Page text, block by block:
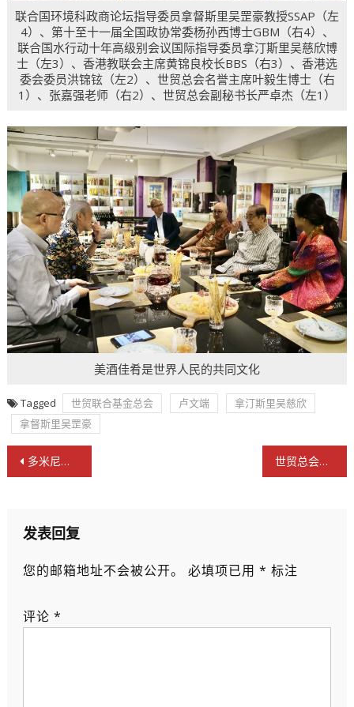
联合国环境科政商论坛指导委员拿督斯里吴罡豪教授SSAP（左
4）、第十至十一届全国政协常委杨孙西博士GBM（右4）、
联合国水行动十年高级别会议国际指导委员拿汀斯里吴慈欣博
士（左3）、香港教联会主席黄锦良校长BBS（右3）、香港选
委会委员洪锦铉（左2）、世贸总会名誉主席叶毅生博士（右
1）、张嘉强老师（右2）、世贸总会副秘书长严卓杰（左1）
美酒佳肴是世界人民的共同文化
Tagged 世贸联合基金总会 卢文端
拿汀斯里吴慈欣
拿督斯里吴罡豪
文
章
航
多米尼加驻港总领事任平行空间元宇宙联盟顾问 世贸总会热烈欢迎习近平主席出席庆香港回归祖国25周年大会暨第六届特区政府就职典礼
发表回复
您的邮箱地址不会被公开。 必填项已用 * 标注
评论 *